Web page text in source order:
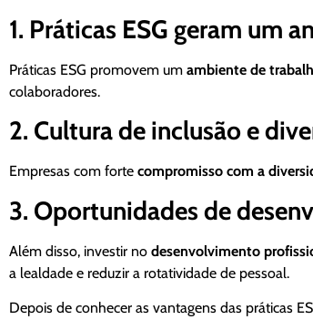
1. Práticas ESG geram um
Práticas ESG promovem um ambiente de
colaboradores.
2. Cultura de inclusão e
Empresas com forte compromisso com a
3. Oportunidades de
Além disso, investir no desenvolvimento
a lealdade e reduzir a rotatividade de pessoal.
Depois de conhecer as vantagens das práticas